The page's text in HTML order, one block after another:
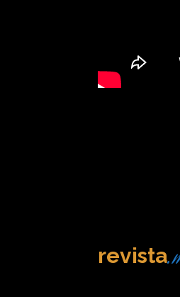
revista